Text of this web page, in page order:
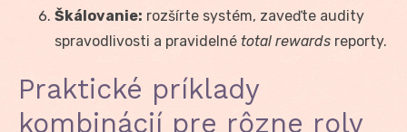
Škálovanie: rozšírte systém, zaveďte audity
spravodlivosti a pravidelné total rewards reporty.
Praktické príklady
kombinácií pre rôzne roly